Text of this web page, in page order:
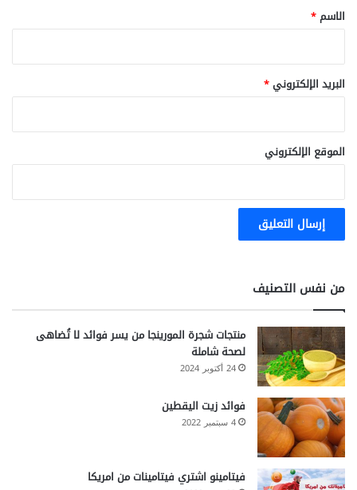
*
الاسم*
البريد الإلكتروني*
الموقع الإلكتروني
من نفس التصنيف
منتجات شجرة المورينجا من يسر فوائد لا تُضاهى
لصحة شاملة
24 أكتوبر 2024
فوائد زيت اليقطين
4 سبتمبر 2022
فيتامينو اشتري فيتامينات من امريكا